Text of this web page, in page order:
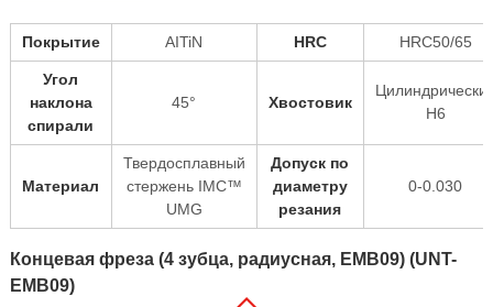
Покрытие AITiN HRC HRC50/65
Угол
наклона
спирали
45° Хвостовик
H6
Материал
Твердосплавный
стержень IMC™
UMG
Допуск по
диаметру
резания
0-0.030
Концевая фреза (4 зубца, радиусная, EMB09) (UNT-
EMB09)